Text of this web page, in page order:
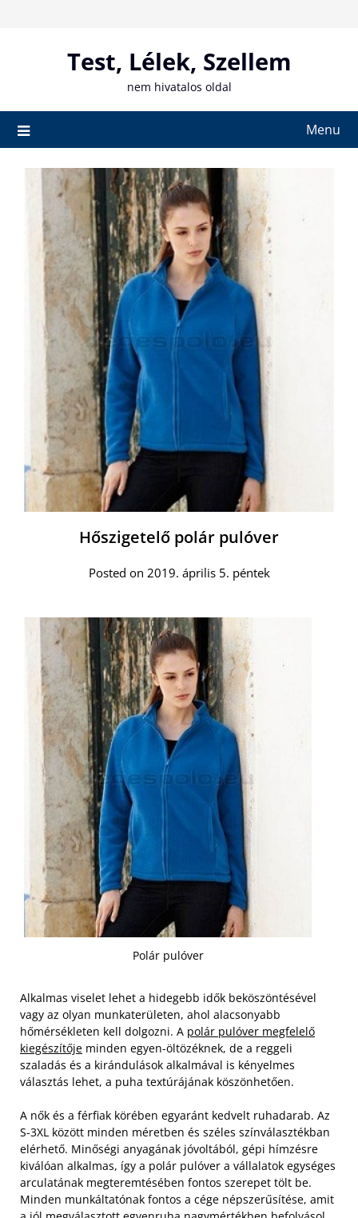
Test, Lélek, Szellem
nem hivatalos oldal
Menu
Hőszigetelő polár pulóver
Posted on 2019. április 5. péntek
Polár pulóver
Alkalmas viselet lehet a hidegebb idők beköszöntésével
vagy az olyan munkaterületen, ahol alacsonyabb
hőmérsékleten kell dolgozni. A polár pulóver megfelelő
kiegészítője minden egyen-öltözéknek, de a reggeli
szaladás és a kirándulások alkalmával is kényelmes
választás lehet, a puha textúrájának köszönhetően.
A nők és a férfiak körében egyaránt kedvelt ruhadarab. Az
S-3XL között minden méretben és széles színválasztékban
elérhető. Minőségi anyagának jóvoltából, gépi hímzésre
kiválóan alkalmas, így a polár pulóver a vállalatok egységes
arculatának megteremtésében fontos szerepet tölt be.
Minden munkáltatónak fontos a cége népszerűsítése, amit